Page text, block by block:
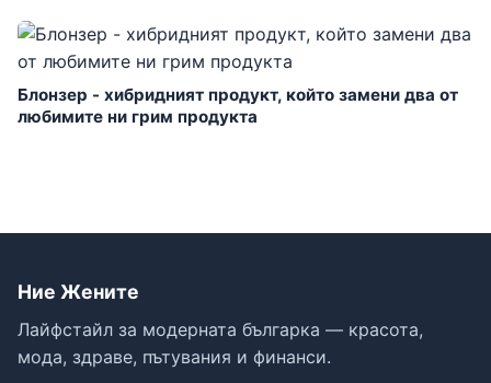
Блонзер - хибридният продукт, който замени два от
любимите ни грим продукта
Ние Жените
Лайфстайл за модерната българка — красота,
мода, здраве, пътувания и финанси.